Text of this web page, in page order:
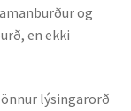
og
en ekki
lýsingarorð